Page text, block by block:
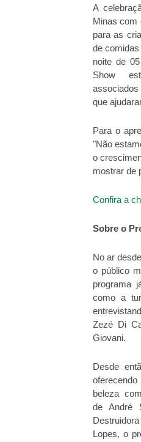
A
Minas com
para as
de
noite de
Show
associados
que
Para o
"Não
o
mostrar de
Confira a
Sobre o
No ar
o público
programa
como a
Zezé Di
Giovani.
Desde
beleza
de André
Lopes, o